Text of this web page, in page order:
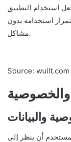
استخدام التطبيق
استخدامه بدون
مشاكل.
Source: wuilt.com
والخصوصية
والبيانات
أن ينظر إلى